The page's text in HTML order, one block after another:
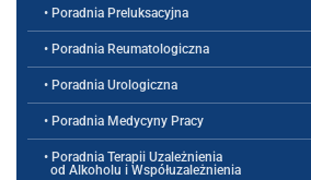
• Poradnia Preluksacyjna
• Poradnia Reumatologiczna
• Poradnia Urologiczna
• Poradnia Medycyny Pracy
• Poradnia Terapii Uzależnienia
od Alkoholu i Współuzależnienia